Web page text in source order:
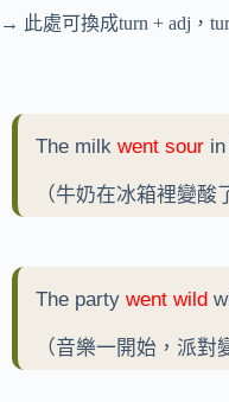
→ 此處可換成turn + adj，
The milk went sour
（牛奶在冰箱裡變酸
The party went wild
（音樂一開始，派對